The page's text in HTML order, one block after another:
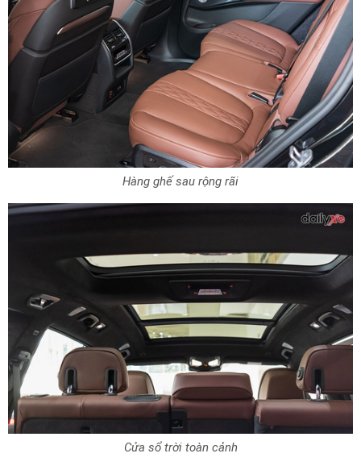
Hàng ghế sau rộng rãi
Cửa sổ trời toàn cảnh